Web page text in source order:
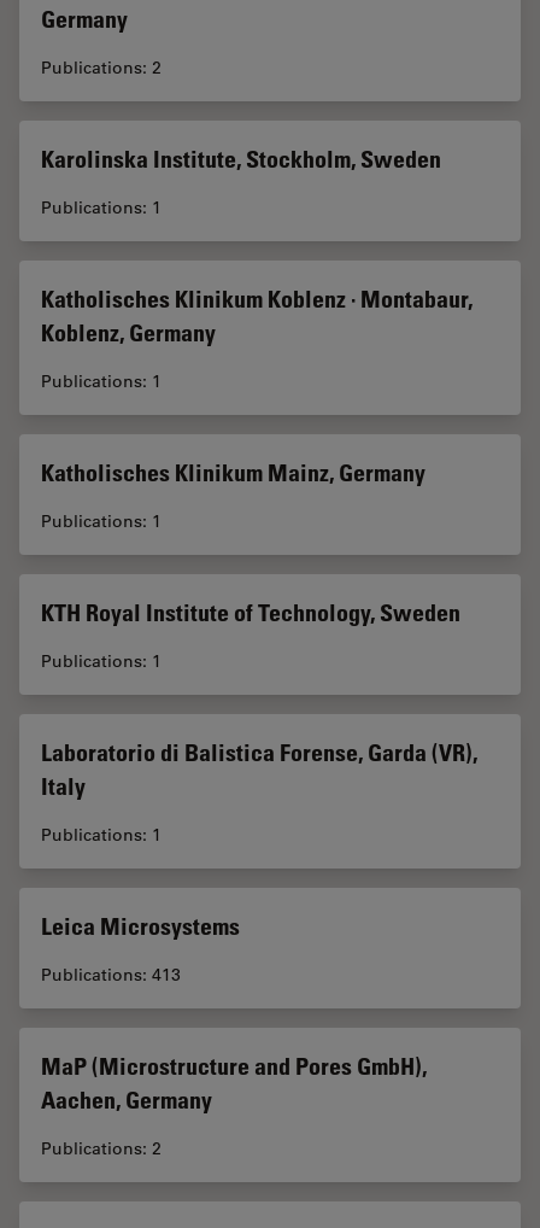
Germany
Publications: 2
Karolinska Institute, Stockholm, Sweden
Publications: 1
Katholisches Klinikum Koblenz · Montabaur,
Koblenz, Germany
Publications: 1
Katholisches Klinikum Mainz, Germany
Publications: 1
KTH Royal Institute of Technology, Sweden
Publications: 1
Laboratorio di Balistica Forense, Garda (VR),
Italy
Publications: 1
Leica Microsystems
Publications: 413
MaP (Microstructure and Pores GmbH),
Aachen, Germany
Publications: 2